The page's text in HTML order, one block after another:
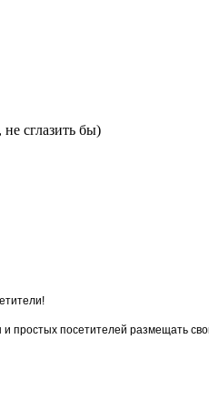
не сглазить бы)
простых посетителей размещать